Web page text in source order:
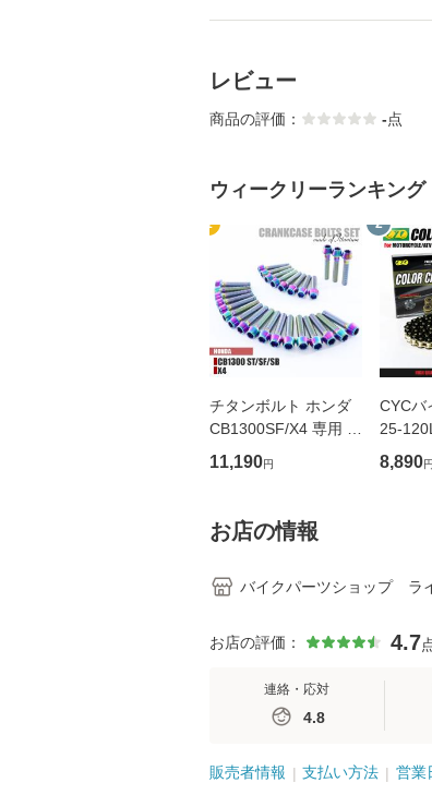
レビュー
商品の評価： -点
ウィークリーランキング
1
チタンボルト ホンダ
CB1300SF/X4 専用 S
T SB クランクケース
エンジンカバー ボル
軽量化 カスタム ネジ
レストア
11,190円
2
CYCバ
25-
ゴール
400R
8,890円
お店の情報
バイクパーツショップ ラ
お店の評価： 4.7
連絡・応対
4.8
販売者情報 支払い方法 営業